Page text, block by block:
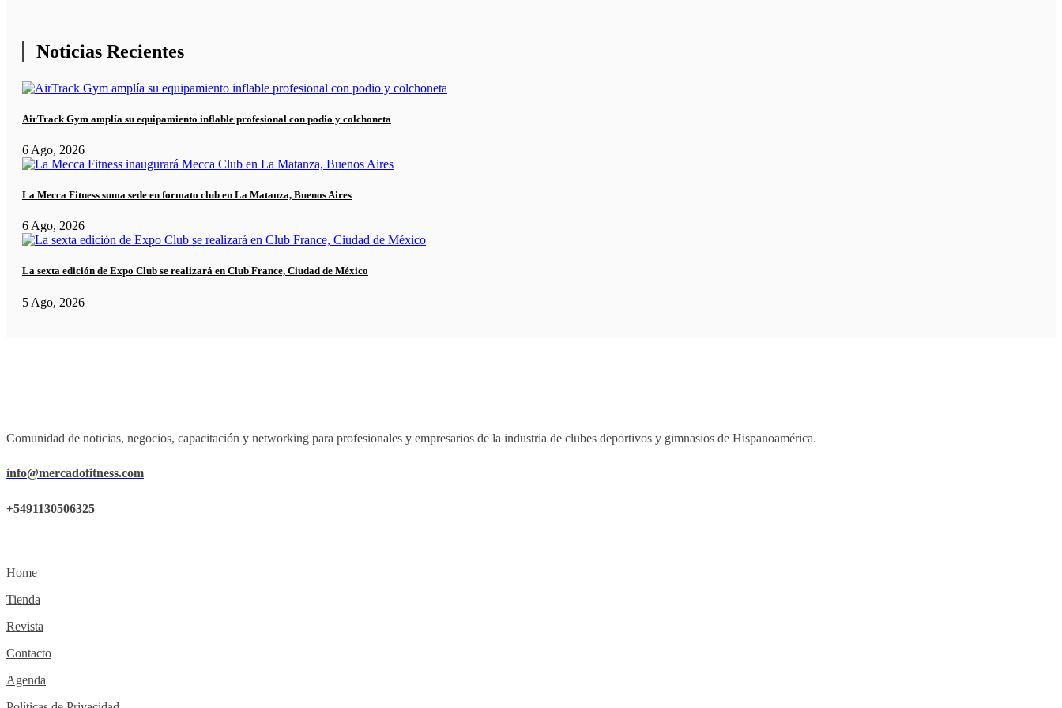
Noticias Recientes
AirTrack Gym amplía su equipamiento inflable profesional con podio y colchoneta
6 Ago, 2026
La Mecca Fitness suma sede en formato club en La Matanza, Buenos Aires
6 Ago, 2026
La sexta edición de Expo Club se realizará en Club France, Ciudad de México
5 Ago, 2026
Comunidad de noticias, negocios, capacitación y networking para profesionales y empresarios de la industria de clubes deportivos y gimnasios de Hispanoamérica.
info@mercadofitness.com
+5491130506325
Home
Tienda
Revista
Contacto
Agenda